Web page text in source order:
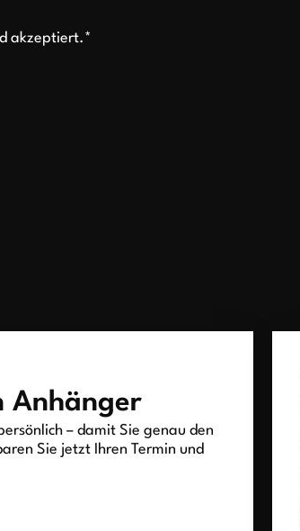
akzeptiert.*
Anhänger
– damit Sie genau den
Sie jetzt Ihren Termin und